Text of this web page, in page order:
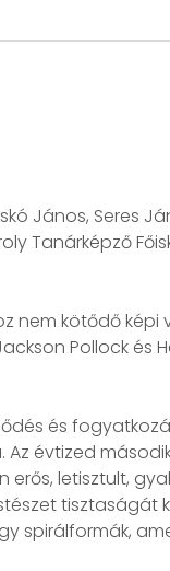
János, Seres
Tanárképző
nem kötődő képi
Pollock és
és
évtized
letisztult,
tisztaságát
spirálformák,